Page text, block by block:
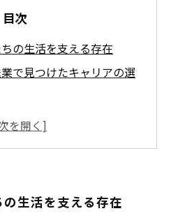
目次
の生活を支える存在
で見つけたキャリアの選
運送業の未来を考える
生活を支える存在